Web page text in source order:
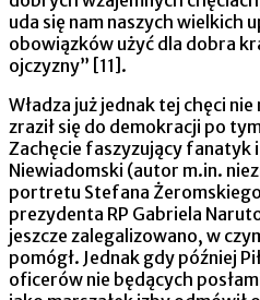
uda się nam naszych wielkich
obowiązków użyć dla dobra
ojczyzny” [11].
Władza już jednak tej chęci nie
zraził się do demokracji po
Zachęcie faszyzujący fanatyk
Niewiadomski (autor m.in.
portretu Stefana
prezydenta RP Gabriela
jeszcze zalegalizowano, w
pomógł. Jednak gdy później
oficerów nie będących